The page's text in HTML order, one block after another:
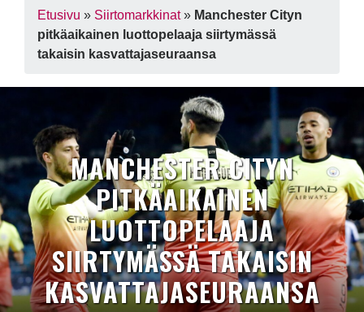
Etusivu » Siirtomarkkinat» Manchester Cityn
pitkäaikainen luottopelaaja siirtymässä
takaisin kasvattajaseuraansa
MANCHESTER CITYN
PITKÄAIKAINEN
LUOTTOPELAAJA
SIIRTYMÄSSÄ TAKAISIN
KASVATTAJASEURAANSA